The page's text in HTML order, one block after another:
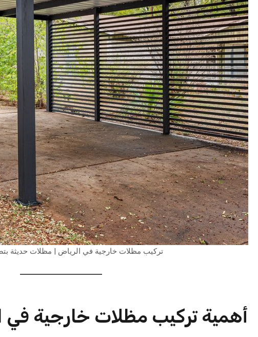
تركيب مظلات خارجية في الرياض | مظلات حديثة
أهمية تركيب مظلات خارجية في